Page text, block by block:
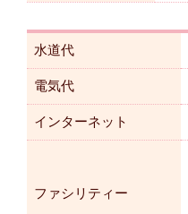
水道代
電気代
インターネット
ファシリティー